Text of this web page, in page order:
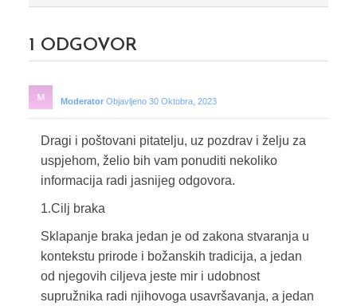
1 ODGOVOR
Moderator Objavljeno 30 Oktobra, 2023
Dragi i poštovani pitatelju, uz pozdrav i želju za
uspjehom, želio bih vam ponuditi nekoliko
informacija radi jasnijeg odgovora.
1.Cilj braka
Sklapanje braka jedan je od zakona stvaranja u
kontekstu prirode i božanskih tradicija, a jedan
od njegovih ciljeva jeste mir i udobnost
supružnika radi njihovoga usavršavanja, a jedan